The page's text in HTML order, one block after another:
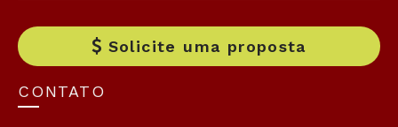
Solicite uma proposta
CONTATO